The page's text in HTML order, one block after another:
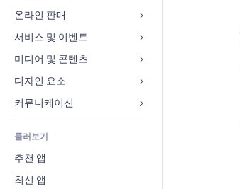
광고
모바일
사이트 통계
사이트 목록
이메일
온라인 판매
쇼핑몰 관련 앱
배송
판매 버튼
회계
쿠폰 및 로열티
창고 서비스
서비스 및 이벤트
호텔
이벤트
음식점
부동산
예약
미디어 및 콘텐츠
갤러리
뮤직
팟캐스트
사진
동영상
PDF
디자인 요소
지도 및 내비게이션
개인정보 및 보안
시계
페이지 템플릿
이미지 효과
양식
블로그
설문
채팅
둘러보기
추천 앱
최신 앱